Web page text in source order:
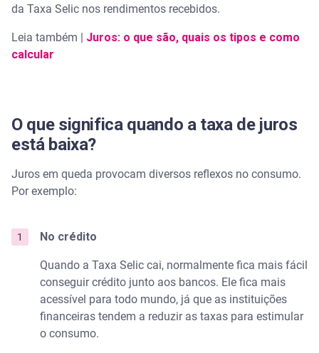
da Taxa Selic nos rendimentos recebidos.
Leia também | Juros: o que são, quais os tipos e como
calcular
O que significa quando a taxa de juros
está baixa?
Juros em queda provocam diversos reflexos no consumo.
Por exemplo:
No crédito
Quando a Taxa Selic cai, normalmente fica mais fácil
conseguir crédito junto aos bancos. Ele fica mais
acessível para todo mundo, já que as instituições
financeiras tendem a reduzir as taxas para estimular
o consumo.